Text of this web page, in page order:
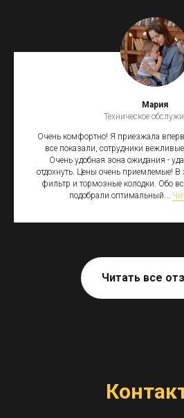
Мария
Техническое
Очень комфортно! Я приезжала
все показали, сотрудники
Очень удобная зона ожидания -
отдохнуть. Цены очень приемлемые! В
фильтр и тормозные колодки. Обо
подобрали оптимальный...
Читать все